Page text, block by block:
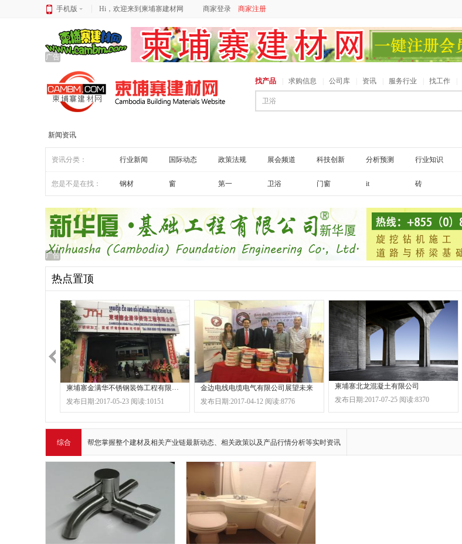
手机版 Hi，欢迎来到柬埔寨建材网 商家登录 商家注册
广告
找产品 求购信息 公司库 资讯 服务行业 找工作
新闻资讯
资讯分类： 行业新闻 国际动态 政策法规 展会频道 科技创新 分析预测 行业知识
您是不是在找： 钢材 窗 第一 卫浴 门窗 it 砖
广告
热点置顶
发布日期:2017-05-23 阅读:10151
金边电线电缆电气有限公司展望未来
发布日期:2017-04-12 阅读:8776
柬埔寨北龙混凝土有限公司
发布日期:2017-07-25 阅读:8370
综合 帮您掌握整个建材及相关产业链最新动态、相关政策以及产品行情分析等实时资讯